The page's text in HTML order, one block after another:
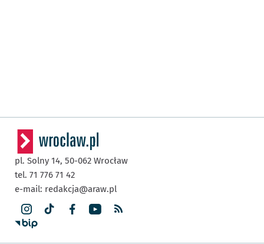
pl. Solny 14, 50-062 Wrocław
tel. 71 776 71 42
e-mail: redakcja@araw.pl